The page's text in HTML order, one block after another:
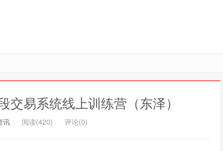
易系统线上训练营（东泽）
讯 阅读(420) 评论(0)